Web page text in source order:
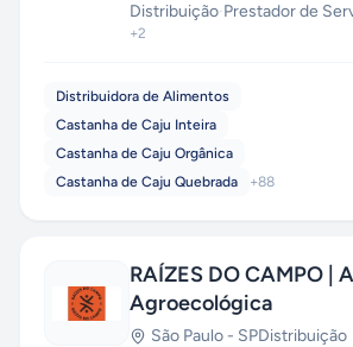
Distribuição·Prestador de
+2
Distribuidora de Alimentos
Castanha de Caju Inteira
Castanha de Caju Orgânica
Castanha de Caju Quebrada
+88
RAÍZES DO CAMPO |
Agroecológica
São Paulo - SPDistribuição